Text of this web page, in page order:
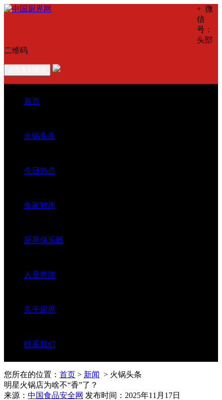
+ 微
信
号：
头部
二维码
首页
火锅头条
今日热点
专家智库
厨界俱乐部
人员查询
关于厨界
联系我们
您所在的位置： 首页 > 新闻 > 火锅头条
明星火锅店为啥不“香”了？
来源： 中国食品安全网 发布时间：2025年11月17日